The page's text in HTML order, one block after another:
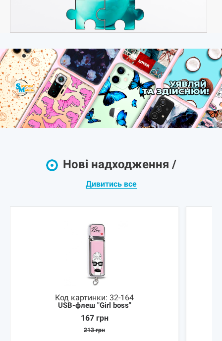
Нові надходження /
Дивитись все
Код картинки: 32-164
USB-флеш "Girl boss"
167 грн
213 грн